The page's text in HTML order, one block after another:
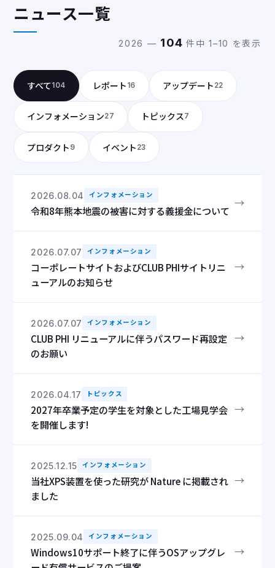
ニュース一覧
2026 — 104 件中 1–10 を表示
すべて104 レポート 16 アップデート 22
インフォメーション27 トピックス7
プロダクト 9 イベント 23
2026.08.04 インフォメーション
令和8年熊本地震の被害に対する義援金について
→
2026.07.07 インフォメーション
コーポレートサイトおよびCLUB PHIサイトリニ
ューアルのお知らせ
→
2026.07.07 インフォメーション
CLUB PHI リニューアルに伴うパスワード再設定
のお願い
→
2026.04.17 トピックス
2027年卒業予定の学生を対象とした工場見学会
を開催します!
→
2025.12.15 インフォメーション
当社XPS装置を使った研究が Nature に掲載され
ました
→
2025.09.04 インフォメーション
Windows10サポート終了に伴うOSアップグレ
→